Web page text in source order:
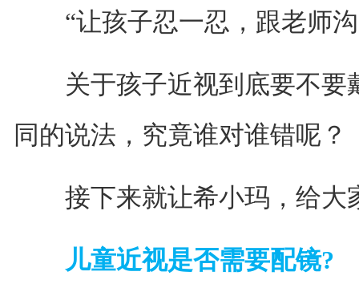
“让孩子忍一忍，跟老师沟
关于孩子近视到底要不要
同的说法，究竟谁对谁错呢？
接下来就让希小玛，给大
儿童近视是否需要配镜?